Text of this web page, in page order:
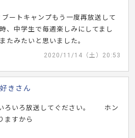
ートキャンプもう一度再放送して
、中学生で毎週楽しみにしてまし
たみたいと思いました。
2020/11/14（土）20:53
きさん
ろいろ放送してぐださい。 ホン
ますから